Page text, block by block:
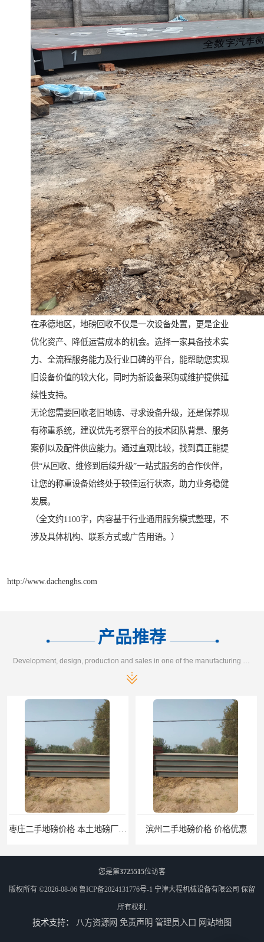
在承德地区，地磅回收不仅是一次设备处置，更是企业
优化资产、降低运营成本的机会。选择一家具备技术实
力、全流程服务能力及行业口碑的平台，能帮助您实现
旧设备价值的较大化，同时为新设备采购或维护提供延
续性支持。
无论您需要回收老旧地磅、寻求设备升级，还是保养现
有称重系统，建议优先考察平台的技术团队背景、服务
案例以及配件供应能力。通过直观比较，找到真正能提
供“从回收、维修到后续升级”一站式服务的合作伙伴，
让您的称重设备始终处于较佳运行状态，助力业务稳健
发展。
（全文约1100字，内容基于行业通用服务模式整理，不
涉及具体机构、联系方式或广告用语。）
http://www.dachenghs.com
产品推荐
滨州二手地磅价格 价格优惠
您是第3725515位访客
版权所有 ©2026-08-06 鲁ICP备2024131776号-1 宁津大程机械设备有限公司 保留
所有权利.
技术支持： 八方资源网 免责声明 管理员入口 网站地图